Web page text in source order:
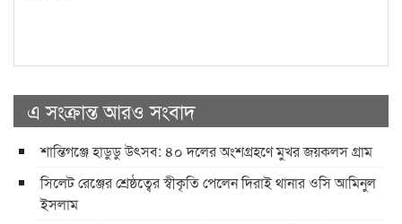
এ সংক্রান্ত আরও সংবাদ
শান্তিগঞ্জে হাডুডু উৎসব: ৪০ দলের অংশগ্রহণে মুখর জয়কলস গ্রাম
সিলেট রেঞ্জের শ্রেষ্ঠত্বের স্বীকৃতি পেলেন দিরাই থানার ওসি আমিনুল
ইসলাম